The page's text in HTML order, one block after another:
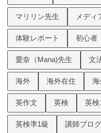
マリリン先生 メディ
体験レポート 初心者
愛奈（Mana)先生 文
海外 海外在住 海
英作文 英検 英検
英検準1級 講師ブログ